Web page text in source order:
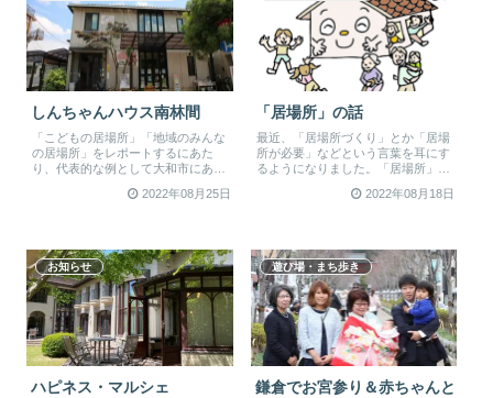
しんちゃんハウス南林間
「こどもの居場所」「地域のみんな
の居場所」をレポートするにあた
り、代表的な例として大和市にある
2022年08月25日
「居場所」の話
最近、「居場所づくり」とか「居場
所が必要」などという言葉を耳にす
るようになりました。「居場所」は
2022年08月18日
お知らせ
ハピネス・マルシェ
遊び場・まち歩き
鎌倉でお宮参り＆赤ちゃんと